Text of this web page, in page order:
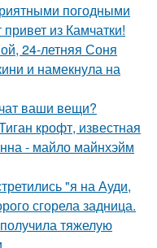
погодными
из Камчатки!
24-летняя Соня
и намекнула на
ваши вещи?
крофт, известная
- майло майнхэйм
"я на Ауди,
сгорела задница.
тяжелую